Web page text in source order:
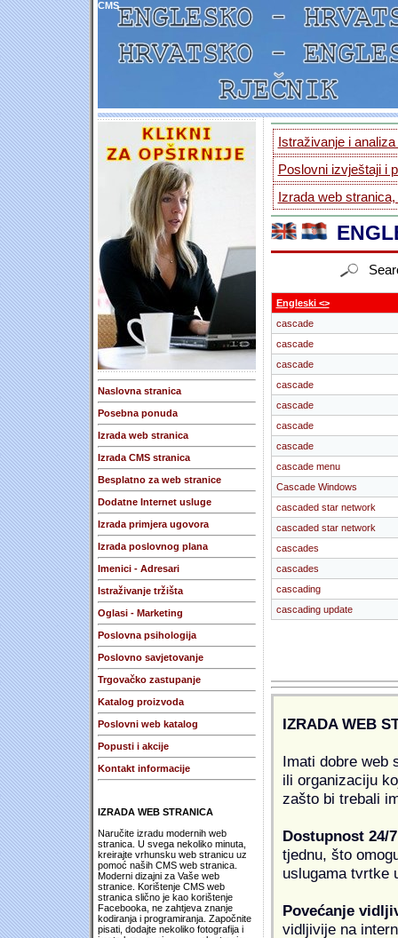
CMS
Naslovna stranica
Posebna ponuda
Izrada web stranica
Izrada CMS stranica
Besplatno za web stranice
Dodatne Internet usluge
Izrada primjera ugovora
Izrada poslovnog plana
Imenici - Adresari
Istraživanje tržišta
Oglasi - Marketing
Poslovna psihologija
Poslovno savjetovanje
Trgovačko zastupanje
Katalog proizvoda
Poslovni web katalog
Popusti i akcije
Kontakt informacije
IZRADA WEB STRANICA
Naručite izradu modernih web
stranica. U svega nekoliko minuta,
kreirajte vrhunsku web stranicu uz
pomoć naših CMS web stranica.
Moderni dizajni za Vaše web
stranice. Korištenje CMS web
stranica slično je kao korištenje
Facebooka, ne zahtjeva znanje
kodiranja i programiranja. Započnite
pisati, dodajte nekoliko fotografija i
Istraživanje i
Poslovni izvještaji i
Izrada web
Engleski <>
cascade
cascade
cascade
cascade
cascade
cascade
cascade
cascade menu
Cascade Windows
cascaded star network
cascaded star network
cascades
cascades
cascading
cascading update
IZRADA WEB
Imati dobre web
ili organizaciju
zašto bi trebali
Dostupnost 24/7
tjednu, što
uslugama tvrtke
Povećanje
vidljivije na